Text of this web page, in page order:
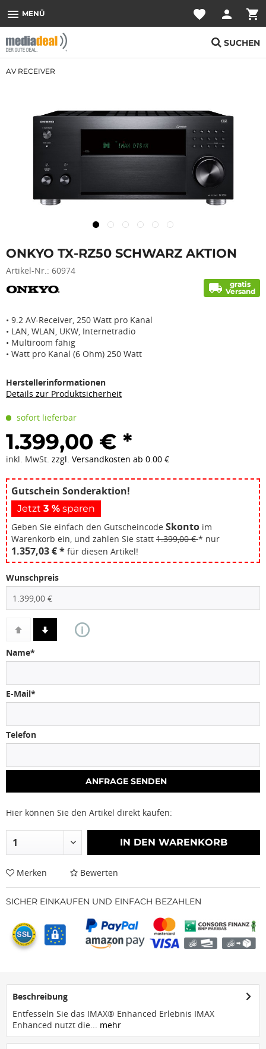
menu MENÜ favorite person shopping_cart
SUCHEN
AV RECEIVER
ONKYO TX-RZ50 SCHWARZ AKTION
Artikel-Nr.: 60974
local_shipping
gratis
Versand
• 9.2 AV-Receiver, 250 Watt pro Kanal
• LAN, WLAN, UKW, Internetradio
• Multiroom fähig
• Watt pro Kanal (6 Ohm) 250 Watt
Herstellerinformationen
Details zur Produktsicherheit
sofort lieferbar
1.399,00 € *
inkl. MwSt. zzgl. Versandkosten ab 0.00 €
Gutschein Sonderaktion!
Jetzt 3 % sparen
Geben Sie einfach den Gutscheincode Skonto im
Warenkorb ein, und zahlen Sie statt 1.399,00 €* nur
1.357,03 € * für diesen Artikel!
Wunschpreis
Name*
E-Mail*
Telefon
Hier können Sie den Artikel direkt kaufen:
IN DEN WARENKORB
Merken Bewerten
SICHER EINKAUFEN UND EINFACH BEZAHLEN
Beschreibung
Entfesseln Sie das IMAX® Enhanced Erlebnis IMAX
Enhanced nutzt die... mehr